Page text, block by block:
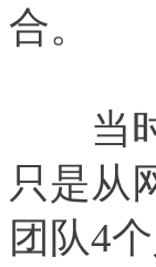
合。
当时
只是从
团队4